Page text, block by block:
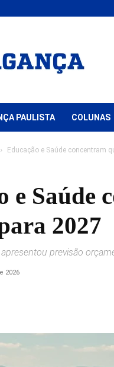
PAULISTA COLUNAS
Educação e Saúde concentram
e Saúde
2027
previsão
2026